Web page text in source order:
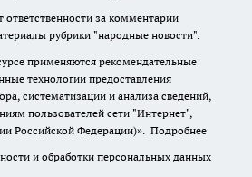
ответственности за комментарии
рубрики "народные новости".
применяются рекомендательные
технологии предоставления
систематизации и анализа сведений,
пользователей сети "Интернет",
Российской Федерации)». Подробнее
и обработки персональных данных